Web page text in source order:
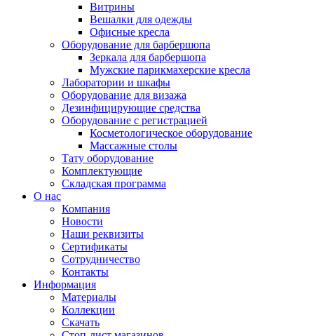
Витрины
Вешалки для одежды
Офисные кресла
Оборудование для барбершопа
Зеркала для барбершопа
Мужские парикмахерские кресла
Лаборатории и шкафы
Оборудование для визажа
Дезинфицирующие средства
Оборудование с регистрацией
Косметологическое оборудование
Массажные столы
Тату оборудование
Комплектующие
Складская программа
О нас
Компания
Новости
Наши реквизиты
Сертификаты
Сотрудничество
Контакты
Информация
Материалы
Коллекции
Скачать